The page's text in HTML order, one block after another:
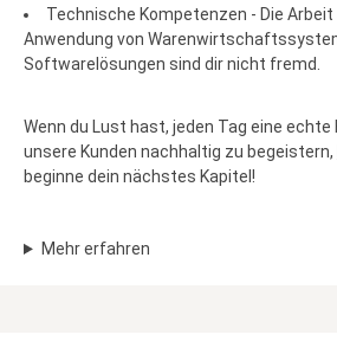
Technische Kompetenzen - Die Arbeit
Anwendung von
Softwarelösungen sind dir nicht fremd.
Wenn du Lust hast, jeden Tag eine echte
unsere Kunden nachhaltig zu begeistern,
beginne dein nächstes Kapitel!
Mehr erfahren